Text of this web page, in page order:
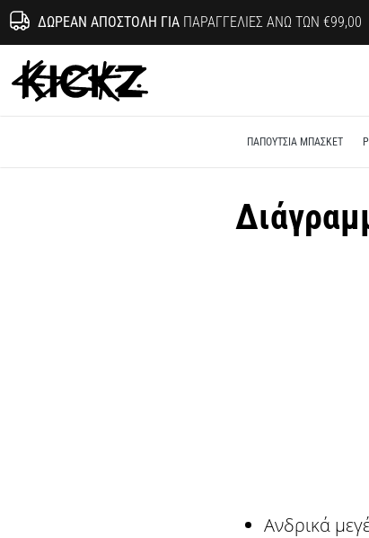
ΔΩΡΕΆΝ ΑΠΟΣΤΟΛΉ ΓΙΑΠΑΡΑΓΓΕΛΊΕΣ ΆΝΩ ΤΩΝ €99,00
KICKZ.gr
ΠΑΠΟΎΤΣΙΑ ΜΠΆΣΚΕΤ
Ανδρικά